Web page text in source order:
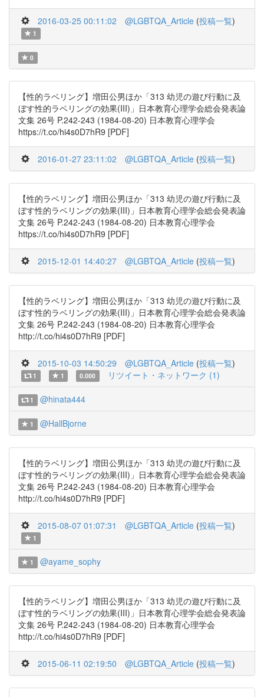
2016-03-25 00:11:02 @LGBTQA_Article (投稿一覧)
1
0
【性的ラベリング】増田公男ほか「313 幼児の遊び行動に及
ぼす性的ラベリングの効果(III)」日本教育心理学会総会発表論
文集 26号 P.242-243 (1984-08-20) 日本教育心理学会
https://t.co/hi4s0D7hR9 [PDF]
2016-01-27 23:11:02 @LGBTQA_Article (投稿一覧)
【性的ラベリング】増田公男ほか「313 幼児の遊び行動に及
ぼす性的ラベリングの効果(III)」日本教育心理学会総会発表論
文集 26号 P.242-243 (1984-08-20) 日本教育心理学会
https://t.co/hi4s0D7hR9 [PDF]
2015-12-01 14:40:27 @LGBTQA_Article (投稿一覧)
【性的ラベリング】増田公男ほか「313 幼児の遊び行動に及
ぼす性的ラベリングの効果(III)」日本教育心理学会総会発表論
文集 26号 P.242-243 (1984-08-20) 日本教育心理学会
http://t.co/hi4s0D7hR9 [PDF]
2015-10-03 14:50:29 @LGBTQA_Article (投稿一覧)
1 1 0.000 リツイート・ネットワーク (1)
1 @hinata444
1 @HallBjorne
【性的ラベリング】増田公男ほか「313 幼児の遊び行動に及
ぼす性的ラベリングの効果(III)」日本教育心理学会総会発表論
文集 26号 P.242-243 (1984-08-20) 日本教育心理学会
http://t.co/hi4s0D7hR9 [PDF]
2015-08-07 01:07:31 @LGBTQA_Article (投稿一覧)
1
1 @ayame_sophy
【性的ラベリング】増田公男ほか「313 幼児の遊び行動に及
ぼす性的ラベリングの効果(III)」日本教育心理学会総会発表論
文集 26号 P.242-243 (1984-08-20) 日本教育心理学会
http://t.co/hi4s0D7hR9 [PDF]
2015-06-11 02:19:50 @LGBTQA_Article (投稿一覧)